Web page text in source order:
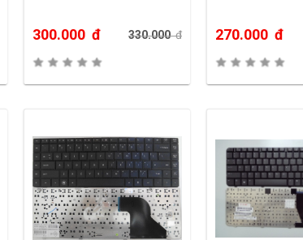
300.000 đ 330.000đ 270.000 đ